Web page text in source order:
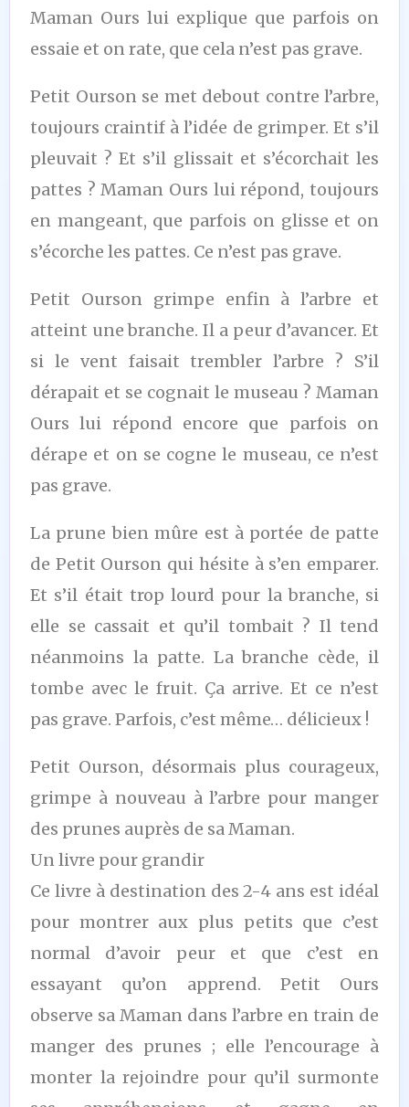
Maman Ours lui explique que parfois on
essaie et on rate, que cela n’est pas grave.
Petit Ourson se met debout contre l’arbre,
toujours craintif à l’idée de grimper. Et s’il
pleuvait ? Et s’il glissait et s’écorchait les
pattes ? Maman Ours lui répond, toujours
en mangeant, que parfois on glisse et on
s’écorche les pattes. Ce n’est pas grave.
Petit Ourson grimpe enfin à l’arbre et
atteint une branche. Il a peur d’avancer. Et
si le vent faisait trembler l’arbre ? S’il
dérapait et se cognait le museau ? Maman
Ours lui répond encore que parfois on
dérape et on se cogne le museau, ce n’est
pas grave.
La prune bien mûre est à portée de patte
de Petit Ourson qui hésite à s’en emparer.
Et s’il était trop lourd pour la branche, si
elle se cassait et qu’il tombait ? Il tend
néanmoins la patte. La branche cède, il
tombe avec le fruit. Ça arrive. Et ce n’est
pas grave. Parfois, c’est même… délicieux !
Petit Ourson, désormais plus courageux,
grimpe à nouveau à l’arbre pour manger
des prunes auprès de sa Maman.
Un livre pour grandir
Ce livre à destination des 2-4 ans est idéal
pour montrer aux plus petits que c’est
normal d’avoir peur et que c’est en
essayant qu’on apprend. Petit Ours
observe sa Maman dans l’arbre en train de
manger des prunes ; elle l’encourage à
monter la rejoindre pour qu’il surmonte